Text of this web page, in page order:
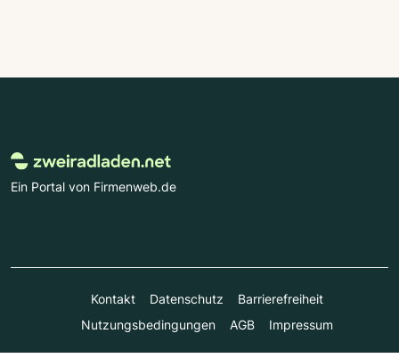
Ein Portal von Firmenweb.de
Kontakt Datenschutz
Barrierefreiheit
Nutzungsbedingungen
AGB Impressum